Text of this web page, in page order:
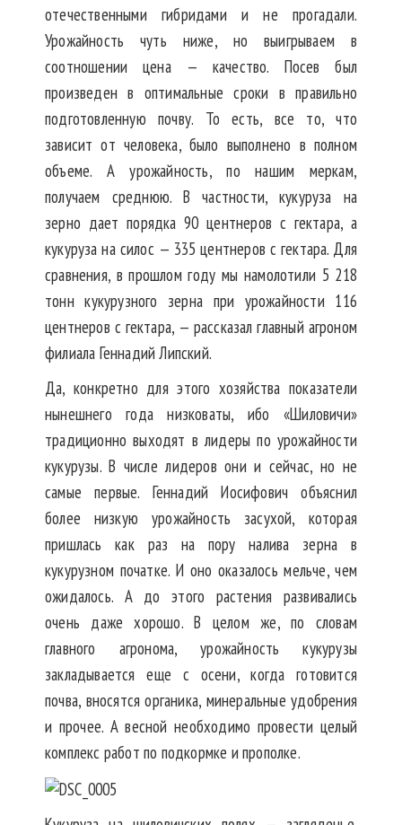
отечественными гибридами и не прогадали.
Урожайность чуть ниже, но выигрываем в
соотношении цена — качество. Посев был
произведен в оптимальные сроки в правильно
подготовленную почву. То есть, все то, что
зависит от человека, было выполнено в полном
объеме. А урожайность, по нашим меркам,
получаем среднюю. В частности, кукуруза на
зерно дает порядка 90 центнеров с гектара, а
кукуруза на силос — 335 центнеров с гектара. Для
сравнения, в прошлом году мы намолотили 5 218
тонн кукурузного зерна при урожайности 116
центнеров с гектара, — рассказал главный агроном
филиала Геннадий Липский.
Да, конкретно для этого хозяйства показатели
нынешнего года низковаты, ибо «Шиловичи»
традиционно выходят в лидеры по урожайности
кукурузы. В числе лидеров они и сейчас, но не
самые первые. Геннадий Иосифович объяснил
более низкую урожайность засухой, которая
пришлась как раз на пору налива зерна в
кукурузном початке. И оно оказалось мельче, чем
ожидалось. А до этого растения развивались
очень даже хорошо. В целом же, по словам
главного агронома, урожайность кукурузы
закладывается еще с осени, когда готовится
почва, вносятся органика, минеральные удобрения
и прочее. А весной необходимо провести целый
комплекс работ по подкормке и прополке.